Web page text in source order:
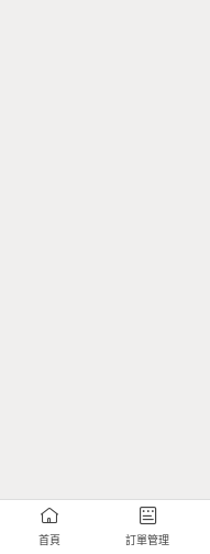
首頁 訂單管理